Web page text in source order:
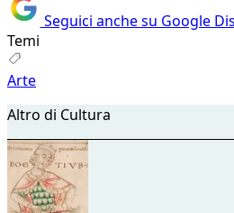
Seguici anche su Google
Temi
Arte
Altro di Cultura